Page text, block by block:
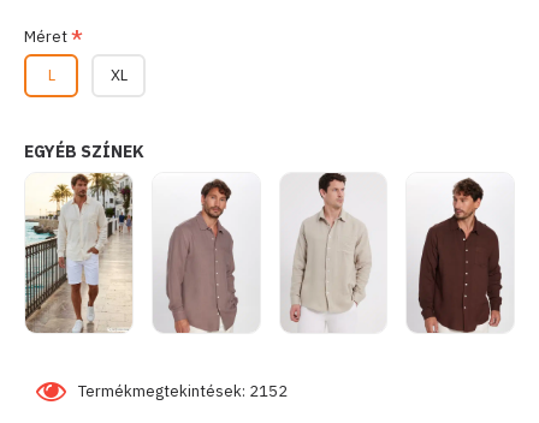
Termékmegtekintések: 2152
Méret
L
XL
EGYÉB SZÍNEK